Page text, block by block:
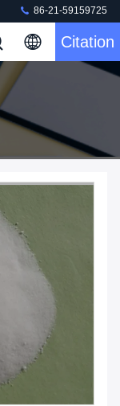
86-21-59159725
Citation